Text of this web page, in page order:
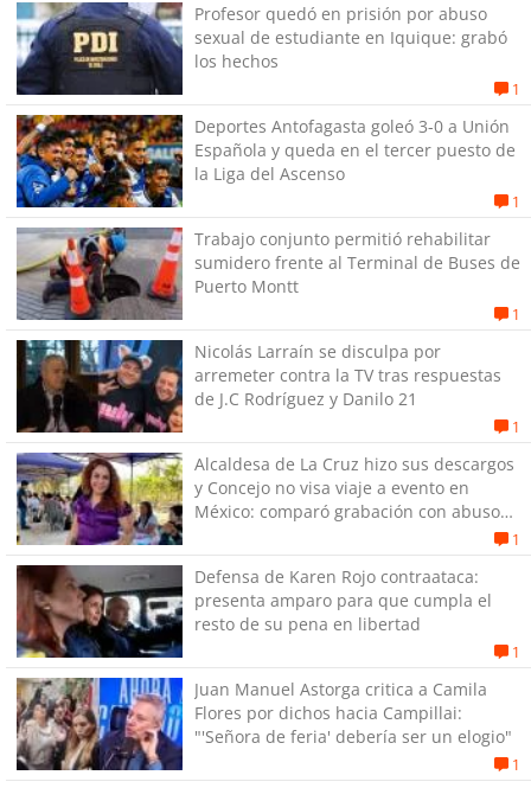
Profesor quedó en prisión por abuso
sexual de estudiante en Iquique: grabó
los hechos
1
Deportes Antofagasta goleó 3-0 a Unión
Española y queda en el tercer puesto de
la Liga del Ascenso
1
Trabajo conjunto permitió rehabilitar
sumidero frente al Terminal de Buses de
Puerto Montt
1
Nicolás Larraín se disculpa por
arremeter contra la TV tras respuestas
de J.C Rodríguez y Danilo 21
1
Alcaldesa de La Cruz hizo sus descargos
y Concejo no visa viaje a evento en
México: comparó grabación con abuso
1
Defensa de Karen Rojo contraataca:
presenta amparo para que cumpla el
resto de su pena en libertad
1
Juan Manuel Astorga critica a Camila
Flores por dichos hacia Campillai:
"'Señora de feria' debería ser un elogio"
1